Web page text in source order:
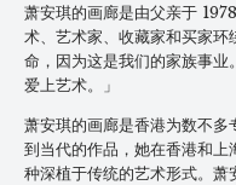
萧安琪的画廊是由父亲于
术、艺术家、收藏家和买家
命，因为这是我们的家族事
爱上艺术。」
萧安琪的画廊是香港为数不
到当代的作品，她在香港和
种深植于传统的艺术形式。萧